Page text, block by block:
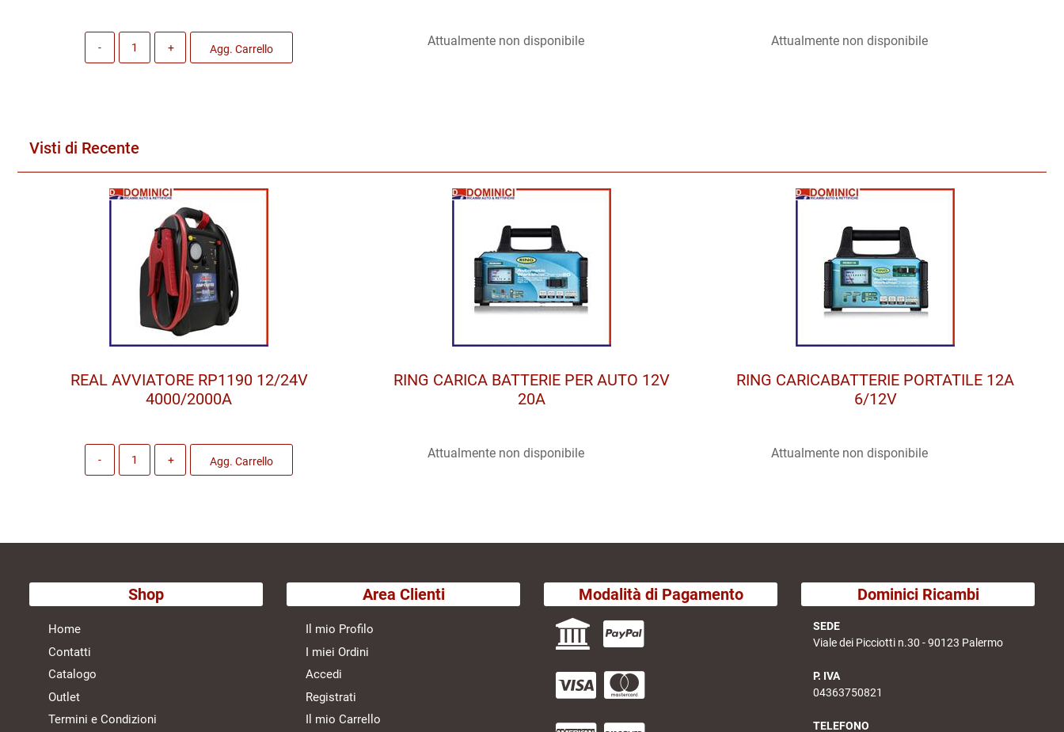
Agg. Carrello
Attualmente non disponibile Attualmente non disponibile
Visti di Recente
REAL AVVIATORE RP1190 12/24V
4000/2000A
Agg. Carrello
RING CARICA BATTERIE PER AUTO 12V
20A
Attualmente non disponibile
RING CARICABATTERIE PORTATILE 12A
6/12V
Attualmente non disponibile
Shop
Home
Contatti
Catalogo
Outlet
Termini e Condizioni
Area Clienti
Il mio Profilo
I miei Ordini
Accedi
Registrati
Il mio Carrello
Modalità di Pagamento Dominici Ricambi
SEDE
Viale dei Picciotti n.30 - 90123 Palermo
P. IVA
04363750821
TELEFONO